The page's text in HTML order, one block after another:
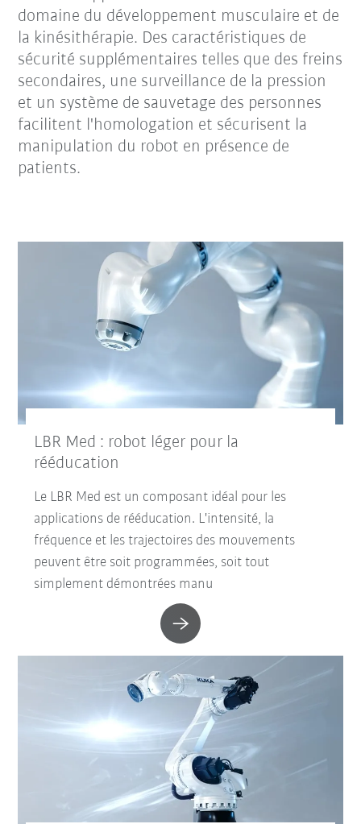
domaine du développement musculaire et de
la kinésithérapie. Des caractéristiques de
sécurité supplémentaires telles que des freins
secondaires, une surveillance de la pression
et un système de sauvetage des personnes
facilitent l'homologation et sécurisent la
manipulation du robot en présence de
patients.
LBR Med : robot léger pour la
rééducation
Le LBR Med est un composant idéal pour les
applications de rééducation. L'intensité, la
fréquence et les trajectoires des mouvements
peuvent être soit programmées, soit tout
simplement démontrées manu